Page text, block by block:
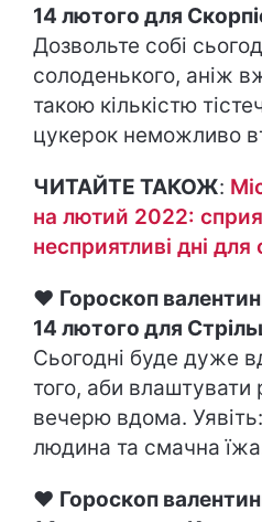
14 лютого для
Дозвольте собі
солоденького, аніж
такою кількістю
цукерок неможливо
ЧИТАЙТЕ ТАКОЖ:
на лютий 2022:
несприятливі дні для
♥ Гороскоп
14 лютого для
Сьогодні буде дуже
того, аби влаштувати
вечерю вдома.
людина та смачна
♥ Гороскоп